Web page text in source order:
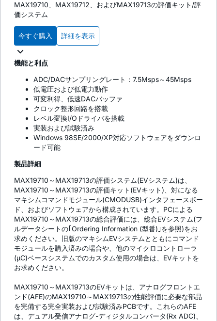
MAX19710、MAX19712、およびMAX19713の評価キット/評
価システム
今すぐ購入 詳細を表示
機能と利点
ADC/DACサンプリングレート：7.5Msps～45Msps
低電圧および低電力動作
可変利得、低速DACバッファ
クロック整形回路を搭載
レベル変換I/Oドライバを搭載
実装および試験済み
Windows 98SE/2000/XP対応ソフトウェアをダウンロ
ード可能
製品詳細
MAX19710～MAX19713の評価システム(EVシステム)は、
MAX19710～MAX19713の評価キット(EVキット)、対になる
マキシムコマンドモジュール(CMODUSB)インタフェースボー
ド、およびソフトウェアから構成されています。PCによる
MAX19710～MAX19713の総合評価には、総合EVシステム(フ
ルデータシートの｢Ordering Information (型番)｣を参照)をお
求めください。旧版のマキシムEVシステムとともにコマンド
モジュールを購入済みの場合や、他のマイクロコントローラ
(µC)ベースシステムでのカスタム使用の場合は、EVキットを
お求めください。
MAX19710～MAX19713のEVキットは、アナログフロントエ
ンド(AFE)のMAX19710～MAX19713の性能評価に必要な部品
を完備する完全実装および試験済みPCBです。これらのAFE
は、デュアル受信アナログ-ディジタルコンバータ(Rx ADC)、